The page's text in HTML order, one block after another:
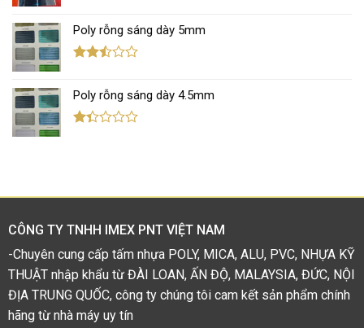
hạng
2.39
5 sao
Poly rỗng sáng dày 5mm
hạng
2.44
5 sao
Poly rỗng sáng dày 4.5mm
sao
CÔNG TY TNHH IMEX PNT VIỆT NAM
-Chuyên cung cấp tấm nhựa POLY, MICA, ALU, PVC, NHỰA KỸ
THUẬT nhập khẩu từ ĐÀI LOAN, ẤN ĐỘ, MALAYSIA, ĐỨC, NỘI
ĐỊA TRUNG QUỐC, công ty chúng tôi cam kết sản phẩm chính
hãng từ nhà máy uy tín